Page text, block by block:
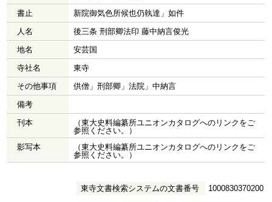
書止
新院御気色所候也仍執達」如件
人名
後三条 刑部卿法印 藤中納言俊光
地名
安芸国
寺社名
東寺
その他事項
供僧」刑部卿」法院」中納言
備考
刊本
（東大史料編纂所ユニオンカタログへのリンクをご
参照ください。）
影写本
（東大史料編纂所ユニオンカタログへのリンクをご
参照ください。）
東寺文書検索システムの文書番号 1000830370200